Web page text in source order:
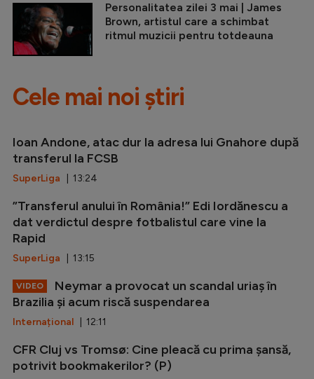
Personalitatea zilei 3 mai | James
Brown, artistul care a schimbat
ritmul muzicii pentru totdeauna
Cele mai noi știri
Ioan Andone, atac dur la adresa lui Gnahore după
transferul la FCSB
SuperLiga | 13:24
”Transferul anului în România!” Edi Iordănescu a
dat verdictul despre fotbalistul care vine la
Rapid
SuperLiga | 13:15
VIDEO
Neymar a provocat un scandal uriaș în
Brazilia și acum riscă suspendarea
Internațional | 12:11
CFR Cluj vs Tromsø: Cine pleacă cu prima șansă,
potrivit bookmakerilor? (P)